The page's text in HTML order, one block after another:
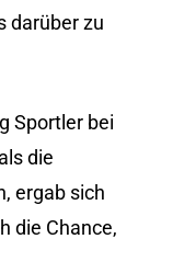
darüber zu
Sportler bei
die
ergab sich
die Chance,